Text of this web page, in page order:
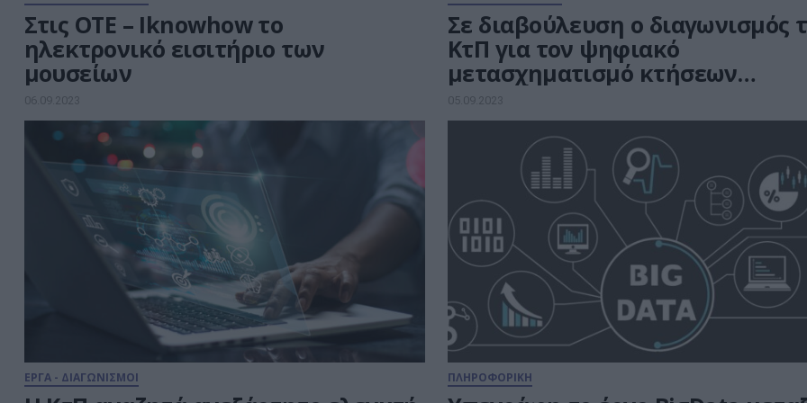
Στις ΟΤΕ – Iknowhow το
ηλεκτρονικό εισιτήριο των
μουσείων
06.09.2023
Σε διαβούλευση ο διαγωνισμός
ΚτΠ για τον ψηφιακό
μετασχηματισμό κτήσεων
ιθαγένειας
05.09.2023
ΕΡΓΑ - ΔΙΑΓΩΝΙΣΜΟΙ ΠΛΗΡΟΦΟΡΙΚΗ